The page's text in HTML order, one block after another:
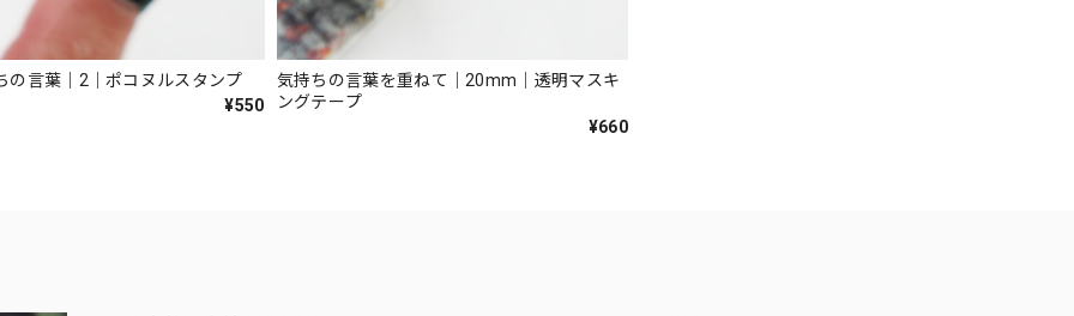
の言葉｜2｜ポコヌルスタンプ
¥550
気持ちの言葉を重ねて｜20mm｜透明マスキ
ングテープ
¥660